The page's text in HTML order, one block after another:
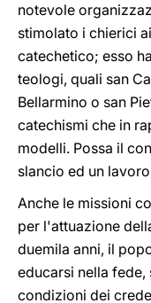
notevole
stimolato i chierici
catechetico; esso
teologi, quali san
Bellarmino o san
catechismi che in
modelli. Possa il
slancio ed un
Anche le missioni
per l'attuazione
duemila anni, il
educarsi nella
condizioni dei